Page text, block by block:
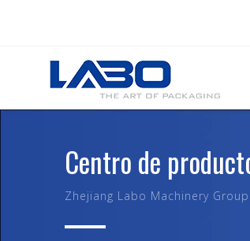
Centro de
Zhejiang Labo Machinery